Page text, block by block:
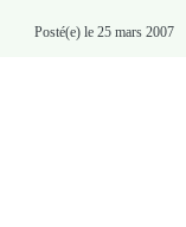
Posté(e) le 25 mars 2007